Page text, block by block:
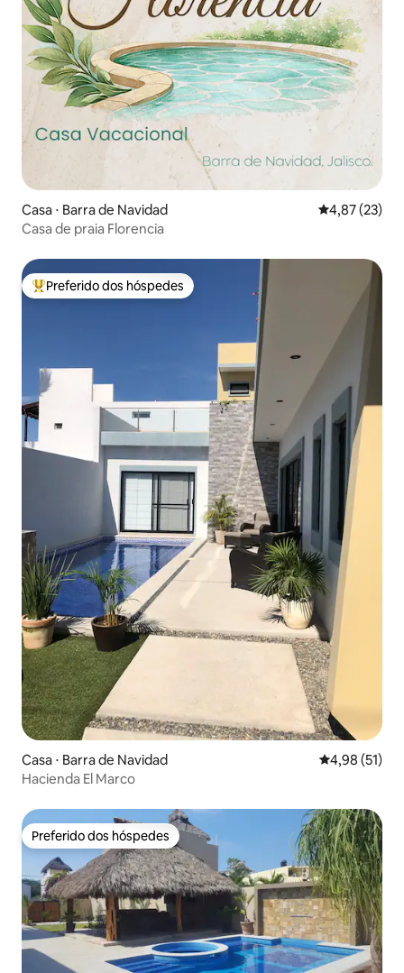
Casa ⋅ Barra de Navidad 4,87 de uma
4,87 (23)
Casa de praia Florencia
Entre os melhores preferidos dos hóspedes
Preferido dos hóspedes
Casa ⋅ Barra de Navidad 4,98 de uma
4,98 (51)
Hacienda El Marco
Preferido dos hóspedes
Preferido dos hóspedes